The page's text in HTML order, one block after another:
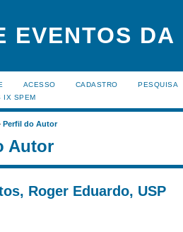
EVENTOS DA
ACESSO CADASTRO
PESQUISA
IX SPEM
Perfil do Autor
Autor
Roger Eduardo, USP